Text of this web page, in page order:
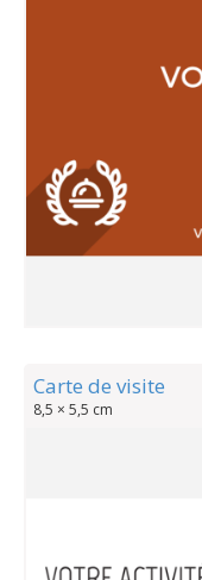
Carte de visite
8,5 × 5,5 cm